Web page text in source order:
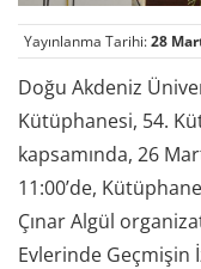
Yayınlanma Tarihi:28
Doğu Akdeniz
Kütüphanesi, 54.
kapsamında, 26
11:00’de,
Çınar Algül
Evlerinde Geçmişin